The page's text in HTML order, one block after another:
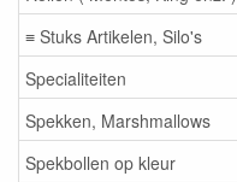
≡ Stuks Artikelen, Silo's
Specialiteiten
Spekken, Marshmallows
Spekbollen op kleur